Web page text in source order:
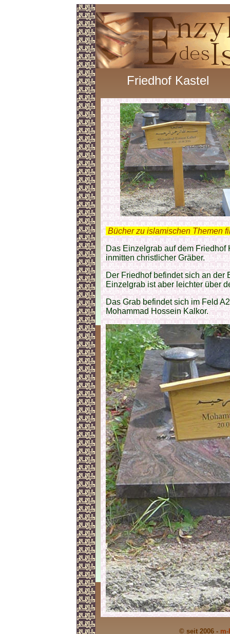
Friedhof Kastel
Bücher zu islamischen Themen
Das Einzelgrab auf dem Friedhof
inmitten christlicher Gräber.
Der Friedhof befindet sich an der
Einzelgrab ist aber leichter über
Das Grab befindet sich im Feld
Mohammad Hossein Kalkor.
© seit 2006 -